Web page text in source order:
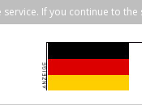
If you continue to